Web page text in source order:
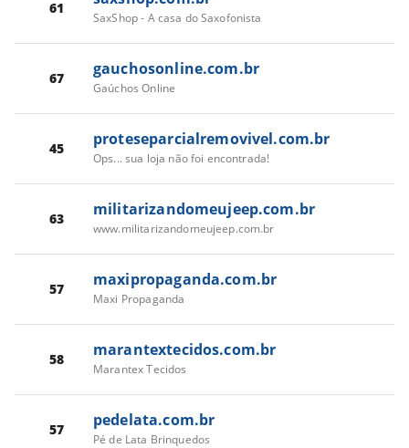
61
SaxShop - A casa do Saxofonista
67 gauchosonline.com.br
Gaúchos Online
45 proteseparcialremovivel.com.br
Ops... sua loja não foi encontrada!
63 militarizandomeujeep.com.br
www.militarizandomeujeep.com.br
57 maxipropaganda.com.br
Maxi Propaganda
58 marantextecidos.com.br
Marantex Tecidos
57 pedelata.com.br
Pé de Lata Brinquedos